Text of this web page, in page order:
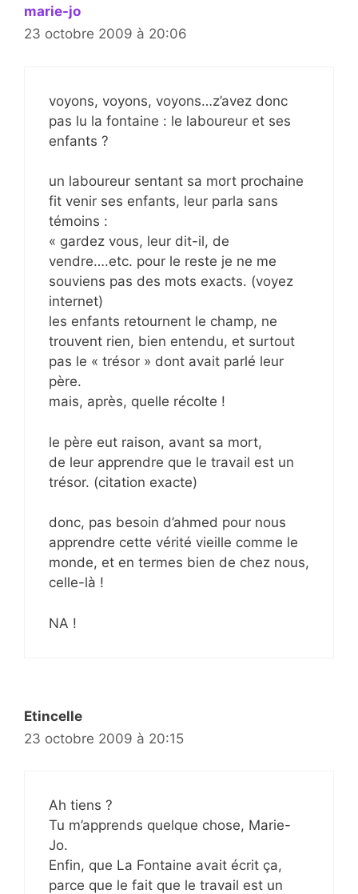
marie-jo
23 octobre 2009 à 20:06
voyons, voyons, voyons…z’avez donc
pas lu la fontaine : le laboureur et ses
enfants ?
un laboureur sentant sa mort prochaine
fit venir ses enfants, leur parla sans
témoins :
« gardez vous, leur dit-il, de
vendre….etc. pour le reste je ne me
souviens pas des mots exacts. (voyez
internet)
les enfants retournent le champ, ne
trouvent rien, bien entendu, et surtout
pas le « trésor » dont avait parlé leur
père.
mais, après, quelle récolte !
le père eut raison, avant sa mort,
de leur apprendre que le travail est un
trésor. (citation exacte)
donc, pas besoin d’ahmed pour nous
apprendre cette vérité vieille comme le
monde, et en termes bien de chez nous,
celle-là !
NA !
Etincelle
23 octobre 2009 à 20:15
Ah tiens ?
Tu m’apprends quelque chose, Marie-
Jo.
Enfin, que La Fontaine avait écrit ça,
parce que le fait que le travail est un